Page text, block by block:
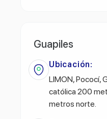
Guapiles
Ubicación:
LIMON, Pococí,
católica 200
metros norte.